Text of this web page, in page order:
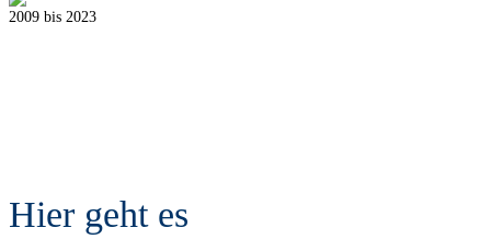
2009 bis 2023
Hier geht es